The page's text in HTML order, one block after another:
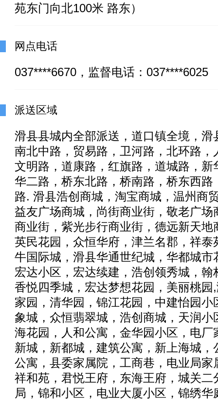
苑东门向北100米 路东）
网点电话
037****6670，监督电话：037****6025
派送区域
滑县县城内全部派送，道口镇全境，滑
南北中路，贸易路，卫河路，北环路，
文明路，道康路，红旗路，道城路，新
华二路，桥东北路，桥南路，桥东西路
路. 滑县浩创商城，淘宝商城，温州商
益友广场商城，尚街商业街，敬老广场
商业街，紫光步行商业街，德远新天地
英民花园，众恒华府，津兰名郡，祥泰
牛国际城，滑县华通世纪城，华都城市
宏达小区，宏达续建，浩创领秀城，翰
香悦四季城，宏达梦想花园，美丽桃园
家园，清华园，锦江花园，中建怡园小
象城，众恒翡翠城，浩创商城，天润小
海花园，人和公寓，金华园小区，电厂
新城，新都城，建筑公寓，新上海城，
公寓，县委家属院，工商巷，电业局家
祥和苑，君悦王府，东海王府，城关二
局，锦和小区，电业大厦小区，锦绣